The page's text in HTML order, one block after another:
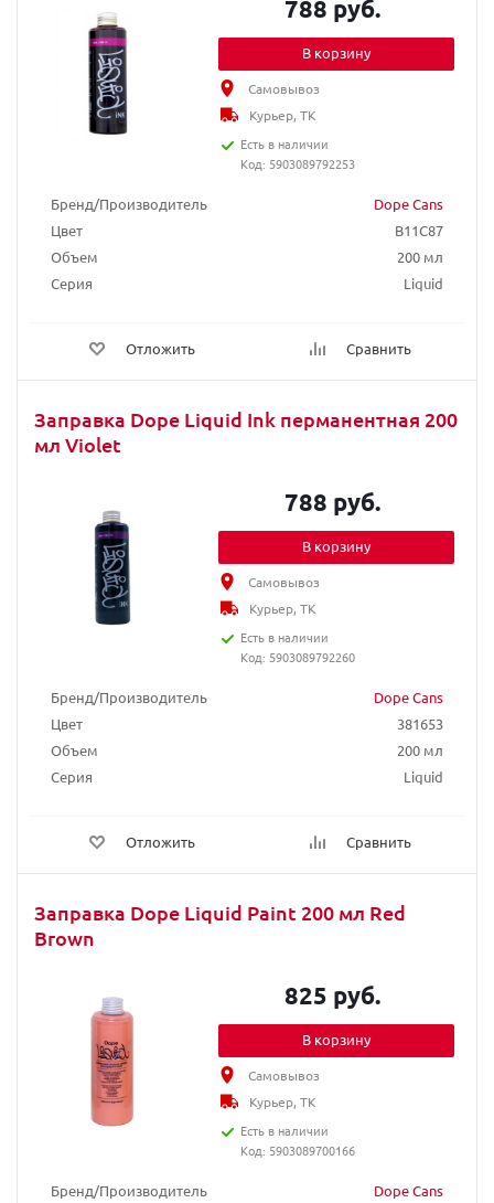
Бренд/Производитель
Dope Cans
Цвет
B11C87
Объем
200 мл
Серия
Liquid
Отложить Сравнить
788 руб.
В корзину
Самовывоз
Курьер, ТК
Есть в наличии
Код: 5903089792253
Заправка Dope Liquid Ink перманентная 200
мл Violet
Бренд/Производитель
Dope Cans
Цвет
381653
Объем
200 мл
Серия
Liquid
Отложить Сравнить
788 руб.
В корзину
Самовывоз
Курьер, ТК
Есть в наличии
Код: 5903089792260
Заправка Dope Liquid Paint 200 мл Red
Brown
Бренд/Производитель
Dope Cans
825 руб.
В корзину
Самовывоз
Курьер, ТК
Есть в наличии
Код: 5903089700166